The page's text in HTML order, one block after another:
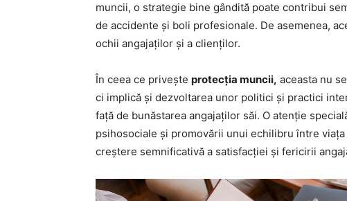
muncii, o strategie bine gândită poate contribui
de accidente și boli profesionale. De asemenea,
ochii angajaților și a clienților.
În ceea ce privește protecția muncii, aceasta nu
ci implică și dezvoltarea unor politici și practici
față de bunăstarea angajaților săi. O atenție
psihosociale și promovării unui echilibru între
creștere semnificativă a satisfacției și fericirii